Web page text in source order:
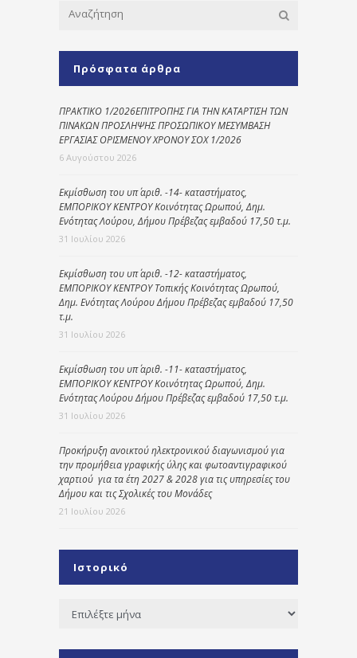
Πρόσφατα άρθρα
ΠΡΑΚΤΙΚΟ 1/2026ΕΠΙΤΡΟΠΗΣ ΓΙΑ ΤΗΝ ΚΑΤΑΡΤΙΣΗ ΤΩΝ
ΠΙΝΑΚΩΝ ΠΡΟΣΛΗΨΗΣ ΠΡΟΣΩΠΙΚΟΥ ΜΕΣΥΜΒΑΣΗ
ΕΡΓΑΣΙΑΣ ΟΡΙΣΜΕΝΟΥ ΧΡΟΝΟΥ ΣΟΧ 1/2026
6 Αυγούστου 2026
Εκμίσθωση του υπ΄ αριθ. -14- καταστήματος,
ΕΜΠΟΡΙΚΟΥ ΚΕΝΤΡΟΥ Κοινότητας Ωρωπού, Δημ.
Ενότητας Λούρου, Δήμου Πρέβεζας εμβαδού 17,50 τ.μ.
31 Ιουλίου 2026
Εκμίσθωση του υπ΄ αριθ. -12- καταστήματος,
ΕΜΠΟΡΙΚΟΥ ΚΕΝΤΡΟΥ Τοπικής Κοινότητας Ωρωπού,
Δημ. Ενότητας Λούρου Δήμου Πρέβεζας εμβαδού 17,50
τ.μ.
31 Ιουλίου 2026
Εκμίσθωση του υπ΄ αριθ. -11- καταστήματος,
ΕΜΠΟΡΙΚΟΥ ΚΕΝΤΡΟΥ Κοινότητας Ωρωπού, Δημ.
Ενότητας Λούρου Δήμου Πρέβεζας εμβαδού 17,50 τ.μ.
31 Ιουλίου 2026
Προκήρυξη ανοικτού ηλεκτρονικού διαγωνισμού για
την προμήθεια γραφικής ύλης και φωτοαντιγραφικού
χαρτιού για τα έτη 2027 & 2028 για τις υπηρεσίες του
Δήμου και τις Σχολικές του Μονάδες
21 Ιουλίου 2026
Ιστορικό
Ιστορικό